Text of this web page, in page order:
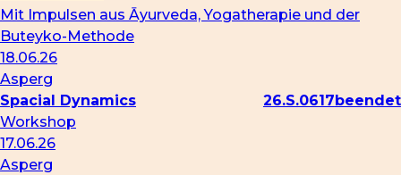
Mit Impulsen aus Āyurveda, Yogatherapie und der
Buteyko-Methode
18.06.26
Asperg
Spacial Dynamics
26.S.0617
Workshop
17.06.26
Asperg